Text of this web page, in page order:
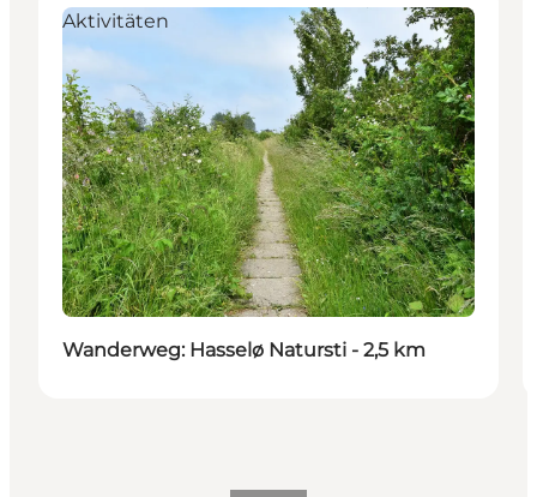
Aktivitäten
Wanderweg: Hasselø Natursti - 2,5 km